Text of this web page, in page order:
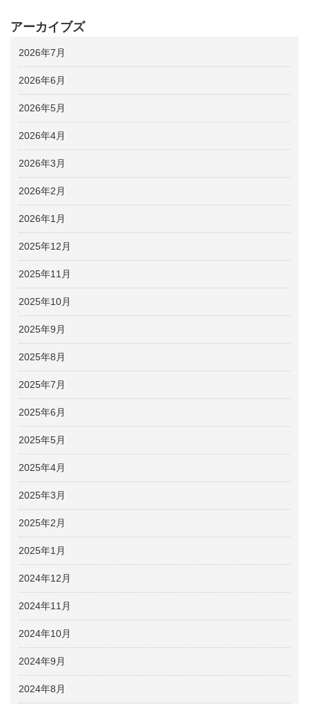
アーカイブズ
2026年7月
2026年6月
2026年5月
2026年4月
2026年3月
2026年2月
2026年1月
2025年12月
2025年11月
2025年10月
2025年9月
2025年8月
2025年7月
2025年6月
2025年5月
2025年4月
2025年3月
2025年2月
2025年1月
2024年12月
2024年11月
2024年10月
2024年9月
2024年8月